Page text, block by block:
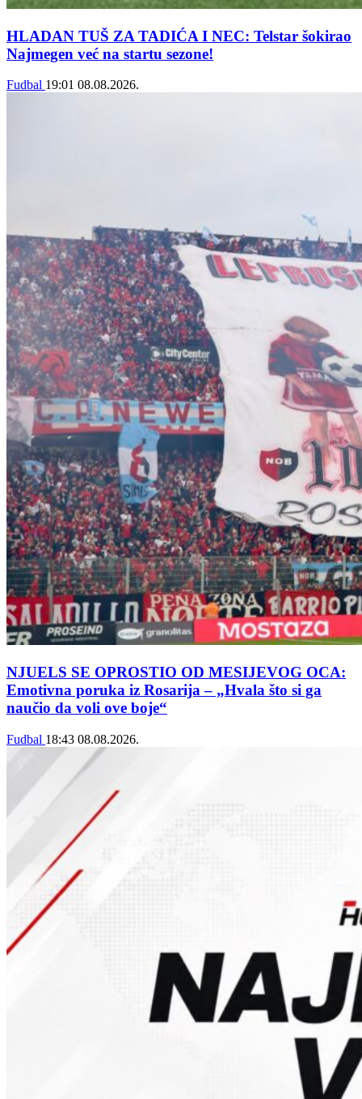
HLADAN TUŠ ZA TADIĆA I NEC: Telstar šokirao
Najmegen već na startu sezone!
Fudbal 19:01 08.08.2026.
NJUELS SE OPROSTIO OD MESIJEVOG OCA:
Emotivna poruka iz Rosarija – „Hvala što si ga
naučio da voli ove boje“
Fudbal 18:43 08.08.2026.